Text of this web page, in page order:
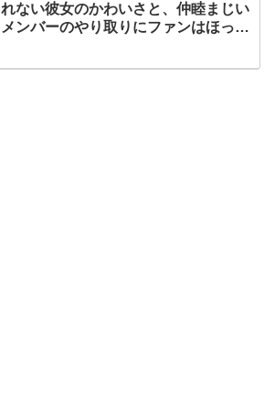
れない彼女のかわいさと、仲睦まじい
メンバーのやり取りにファンはほっこ